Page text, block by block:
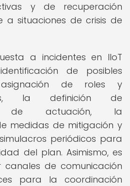
y de recuperación
a situaciones de crisis de
a incidentes en IIoT
de posibles
de roles y
la definición de
de actuación, la
medidas de mitigación y
periódicos para
del plan. Asimismo, es
canales de comunicación
para la coordinación